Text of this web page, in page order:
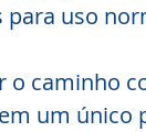
uso
o caminho
um único